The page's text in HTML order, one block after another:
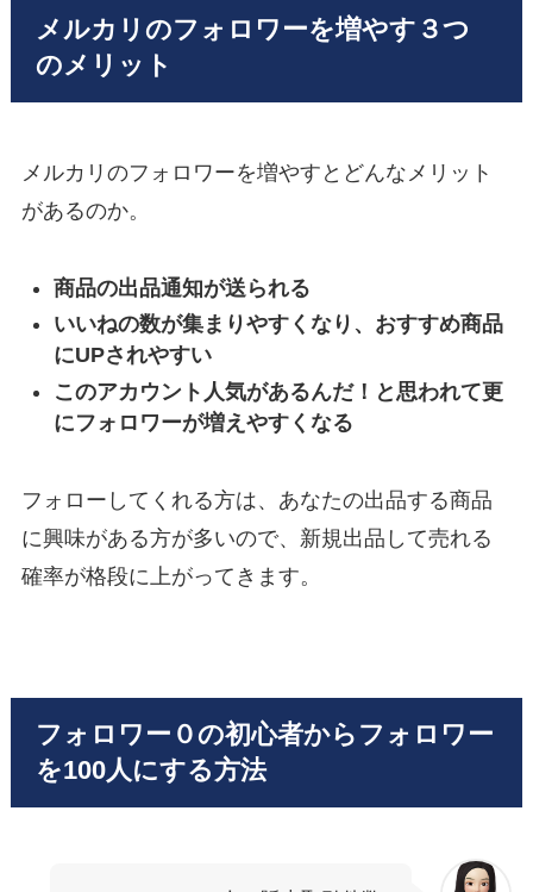
メルカリのフォロワーを増やす３つ
のメリット
メルカリのフォロワーを増やすとどんなメリット
があるのか。
商品の出品通知が送られる
いいねの数が集まりやすくなり、おすすめ商品
にUPされやすい
このアカウント人気があるんだ！と思われて更
にフォロワーが増えやすくなる
フォローしてくれる方は、あなたの出品する商品
に興味がある方が多いので、新規出品して売れる
確率が格段に上がってきます。
フォロワー０の初心者からフォロワー
を100人にする方法